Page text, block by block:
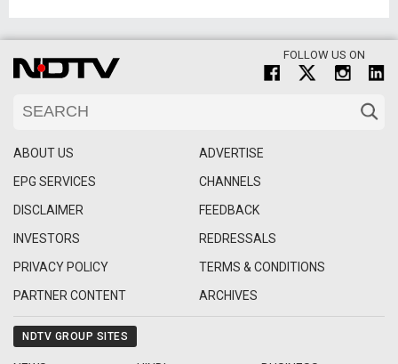
FOLLOW US ON
ABOUT US
ADVERTISE
EPG SERVICES
CHANNELS
DISCLAIMER
FEEDBACK
INVESTORS
REDRESSALS
PRIVACY POLICY
TERMS & CONDITIONS
PARTNER CONTENT
ARCHIVES
NDTV GROUP SITES